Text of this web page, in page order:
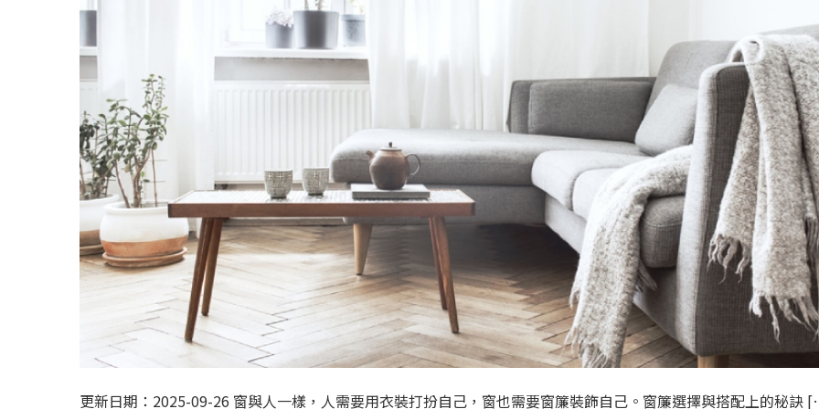
更新日期：2025-09-26 窗與人一樣，人需要用衣裝打扮自己，窗也需要窗簾裝飾自己。窗簾選擇與搭配上的秘訣